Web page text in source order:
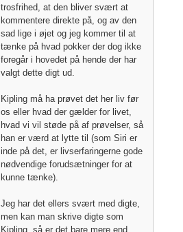
trosfrihed, at den bliver svært at
kommentere direkte på, og av den
sad lige i øjet og jeg kommer til at
tænke på hvad pokker der dog ikke
foregår i hovedet på hende der har
valgt dette digt ud.
Kipling må ha prøvet det her liv før
os eller hvad der gælder for livet,
hvad vi vil støde på af prøvelser, så
han er værd at lytte til (som Siri er
inde på det, er livserfaringerne gode
nødvendige forudsætninger for at
kunne tænke).
Jeg har det ellers svært med digte,
men kan man skrive digte som
Kipling, så er det bare mere end